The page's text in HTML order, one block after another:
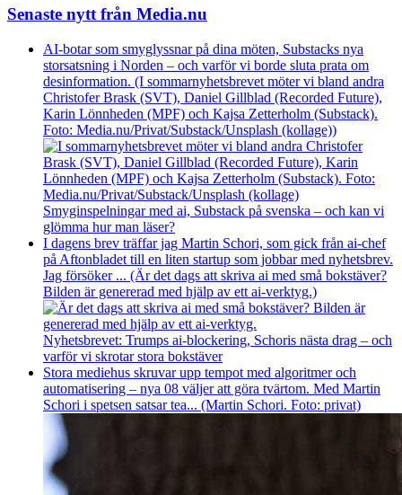
Senaste nytt från Media.nu
AI-botar som smyglyssnar på dina möten, Substacks nya
storsatsning i Norden – och varför vi borde sluta prata om
desinformation. (I sommarnyhetsbrevet möter vi bland andra
Christofer Brask (SVT), Daniel Gillblad (Recorded Future),
Karin Lönnheden (MPF) och Kajsa Zetterholm (Substack).
Foto: Media.nu/Privat/Substack/Unsplash (kollage))
Smyginspelningar med ai, Substack på svenska – och kan vi
glömma hur man läser?
I dagens brev träffar jag Martin Schori, som gick från ai-chef
på Aftonbladet till en liten startup som jobbar med nyhetsbrev.
Jag försöker ... (Är det dags att skriva ai med små bokstäver?
Bilden är genererad med hjälp av ett ai-verktyg.)
Nyhetsbrevet: Trumps ai-blockering, Schoris nästa drag – och
varför vi skrotar stora bokstäver
Stora mediehus skruvar upp tempot med algoritmer och
automatisering – nya 08 väljer att göra tvärtom. Med Martin
Schori i spetsen satsar tea... (Martin Schori. Foto: privat)